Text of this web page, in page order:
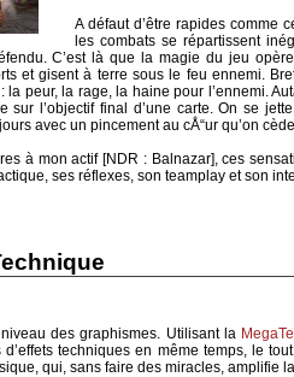
A défaut d’être rapides comme
les combats se répartissent
C’est là que la magie du jeu
et gisent à terre sous le feu ennemi.
la peur, la rage, la haine pour l’ennemi.
sur l’objectif final d’une carte. On se
avec un pincement au cÅ“ur qu’on
à mon actif [NDR : Balnazar], ces
ses réflexes, son teamplay et son
des graphismes. Utilisant la
d’effets techniques en même temps, le
qui, sans faire des miracles, amplifie